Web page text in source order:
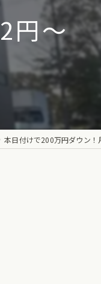
土地
中古
円〜
本日付けで200万円ダウン